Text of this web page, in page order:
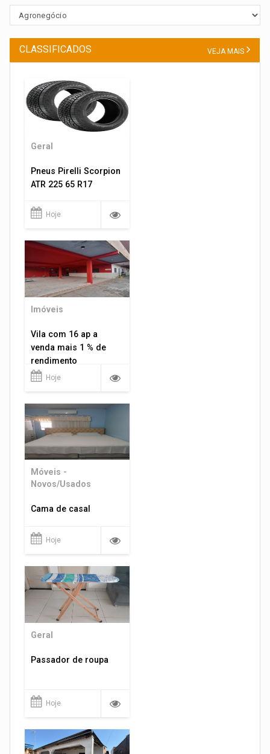
CLASSIFICADOS VEJA MAIS
Geral
Pneus Pirelli Scorpion
ATR 225 65 R17
Hoje
Imóveis
Vila com 16 ap a
venda mais 1 % de
rendimento
Hoje
Móveis -
Novos/Usados
Cama de casal
Hoje
Geral
Passador de roupa
Hoje